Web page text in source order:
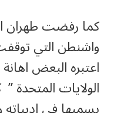
كما رفضت طهران
واشنطن التي
اعتبره البعض
الولايات المتحدة